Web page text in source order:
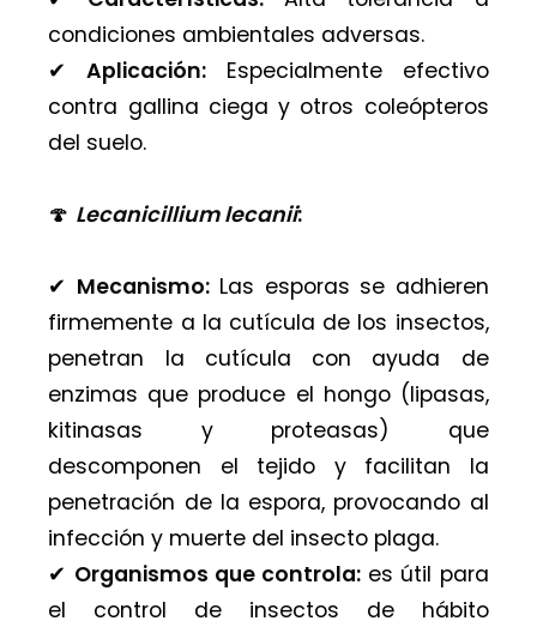
condiciones ambientales adversas.
✔︎Aplicación: Especialmente efectivo
contra gallina ciega y otros coleópteros
del suelo.
🍄 Lecanicillium lecanii:
✔︎ Mecanismo:Las esporas se adhieren
firmemente a la cutícula de los insectos,
penetran la cutícula con ayuda de
enzimas que produce el hongo (lipasas,
kitinasas y proteasas) que
descomponen el tejido y facilitan la
penetración de la espora, provocando al
infección y muerte del insecto plaga.
✔︎ Organismos que controla: es útil para
el control de insectos de hábito